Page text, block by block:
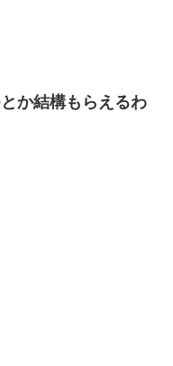
か結構もらえるわ